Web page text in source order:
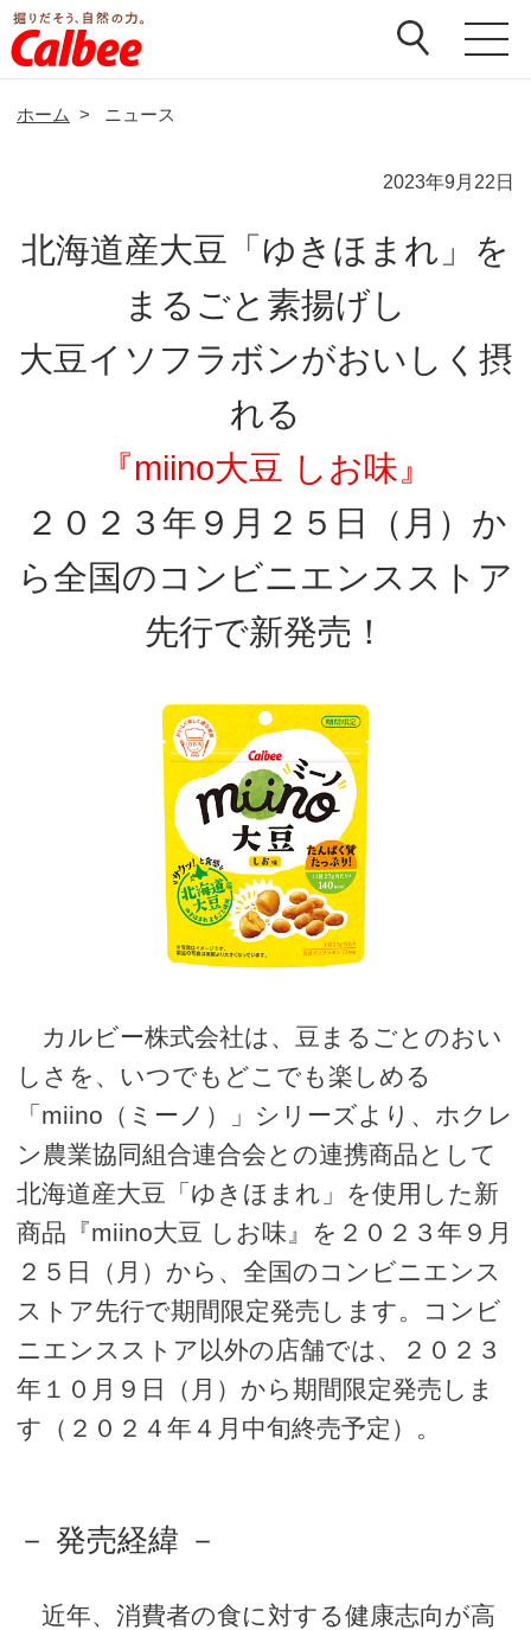
ホーム > ニュース
2023年9月22日
北海道産大豆「ゆきほまれ」を
まるごと素揚げし
大豆イソフラボンがおいしく摂
れる
『miino大豆 しお味』
２０２３年９月２５日（月）か
ら全国のコンビニエンスストア
先行で新発売！
カルビー株式会社は、豆まるごとのおい
しさを、いつでもどこでも楽しめる
「miino（ミーノ）」シリーズより、ホクレ
ン農業協同組合連合会との連携商品として
北海道産大豆「ゆきほまれ」を使用した新
商品『miino大豆 しお味』を２０２３年９月
２５日（月）から、全国のコンビニエンス
ストア先行で期間限定発売します。コンビ
ニエンスストア以外の店舗では、２０２３
年１０月９日（月）から期間限定発売しま
す（２０２４年４月中旬終売予定）。
－ 発売経緯 －
近年、消費者の食に対する健康志向が高